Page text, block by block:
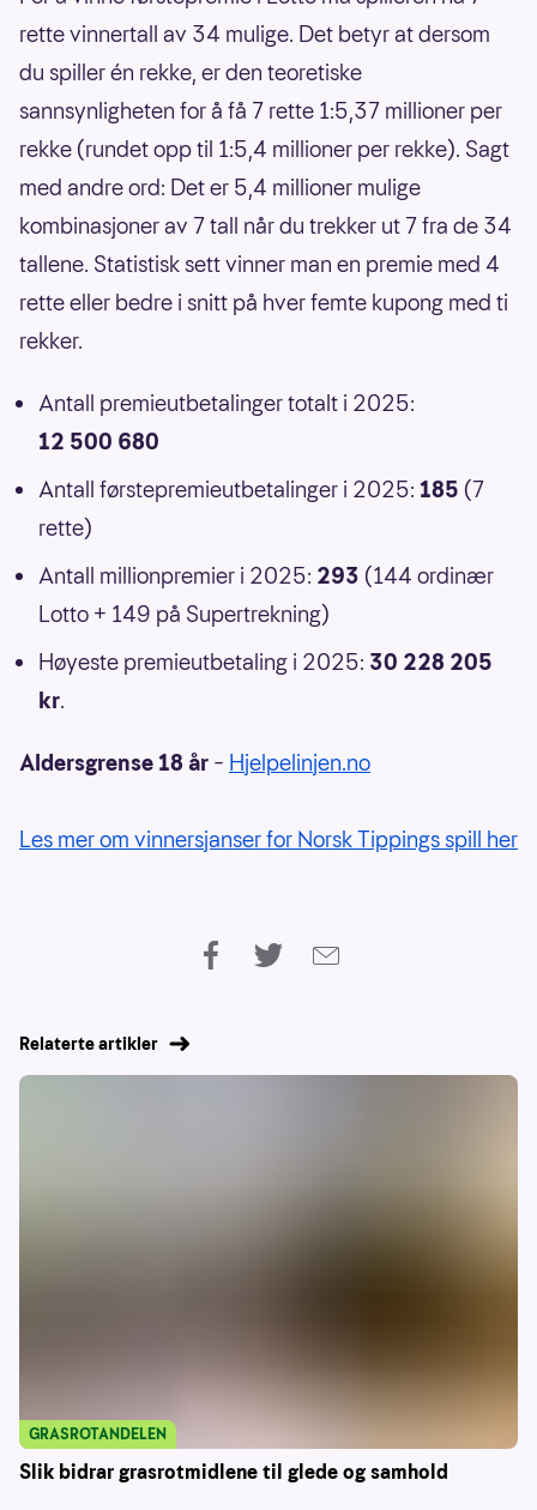
rette vinnertall av 34 mulige. Det betyr at dersom
du spiller én rekke, er den teoretiske
sannsynligheten for å få 7 rette 1:5,37 millioner per
rekke (rundet opp til 1:5,4 millioner per rekke). Sagt
med andre ord: Det er 5,4 millioner mulige
kombinasjoner av 7 tall når du trekker ut 7 fra de 34
tallene. Statistisk sett vinner man en premie med 4
rette eller bedre i snitt på hver femte kupong med ti
rekker.
Antall premieutbetalinger totalt i 2025:
12 500 680
Antall førstepremieutbetalinger i 2025: 185 (7
rette)
Antall millionpremier i 2025: 293 (144 ordinær
Lotto + 149 på Supertrekning)
Høyeste premieutbetaling i 2025: 30 228 205
kr.
Aldersgrense 18 år – Hjelpelinjen.no
Les mer om vinnersjanser for Norsk Tippings spill her
Relaterte artikler
Slik bidrar grasrotmidlene til glede og samhold
GRASROTANDELEN